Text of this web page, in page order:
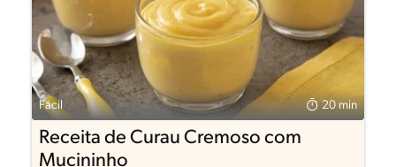
Fácil 20 min
Receita de Curau Cremoso com
Mucininho